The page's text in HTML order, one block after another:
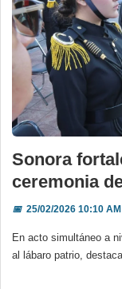
Sonora
ceremonia
📅25/02/2026 10:10 AM
En acto simultáneo a
al lábaro patrio,